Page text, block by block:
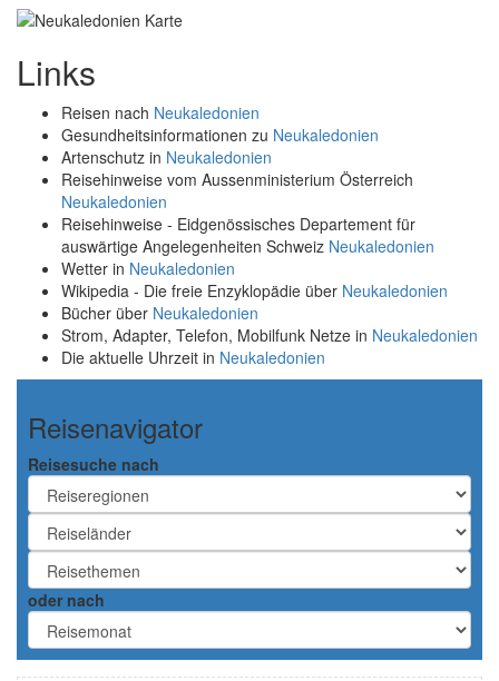
Links
Reisen nach Neukaledonien
Gesundheitsinformationen zu Neukaledonien
Artenschutz in Neukaledonien
Reisehinweise vom Aussenministerium Österreich
Neukaledonien
Reisehinweise - Eidgenössisches Departement für
auswärtige Angelegenheiten Schweiz Neukaledonien
Wetter in Neukaledonien
Wikipedia - Die freie Enzyklopädie über Neukaledonien
Bücher über Neukaledonien
Strom, Adapter, Telefon, Mobilfunk Netze in Neukaledonien
Die aktuelle Uhrzeit in Neukaledonien
Reisenavigator
Reisesuche nach
oder nach